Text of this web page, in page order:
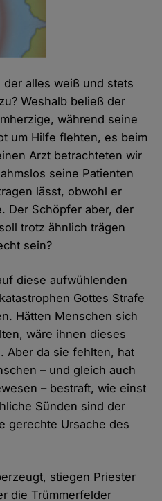
alles weiß und stets
Weshalb beließ der
während seine
um Hilfe flehten, es beim
Arzt betrachteten wir
seine Patienten
lässt, obwohl er
Der Schöpfer aber, der
trotz ähnlich trägen
sein?
diese aufwühlenden
Gottes Strafe
Hätten Menschen sich
wäre ihnen dieses
Aber da sie fehlten, hat
– und gleich auch
– bestraft, wie einst
Sünden sind der
gerechte Ursache des
stiegen Priester
die Trümmerfelder